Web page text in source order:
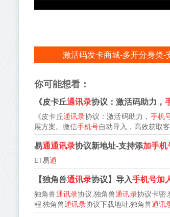
激活码发卡商城-多开分身类
你可能想看：
《皮卡丘通讯录协议：激活码助力，
《皮卡丘通讯录协议：激活码助力， 手机
展方案。微信手机号自动导入，高效获取
易通通讯录协议新地址-支持添加手机
ET易通
【独角兽通讯录协议】导入手机号加
独角兽通讯录协议,独角兽通讯录协议卡密,
程,独角兽通讯录协议下载地址,独角兽通讯